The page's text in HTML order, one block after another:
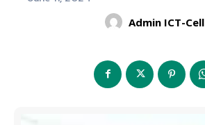
Admin ICT-Cell